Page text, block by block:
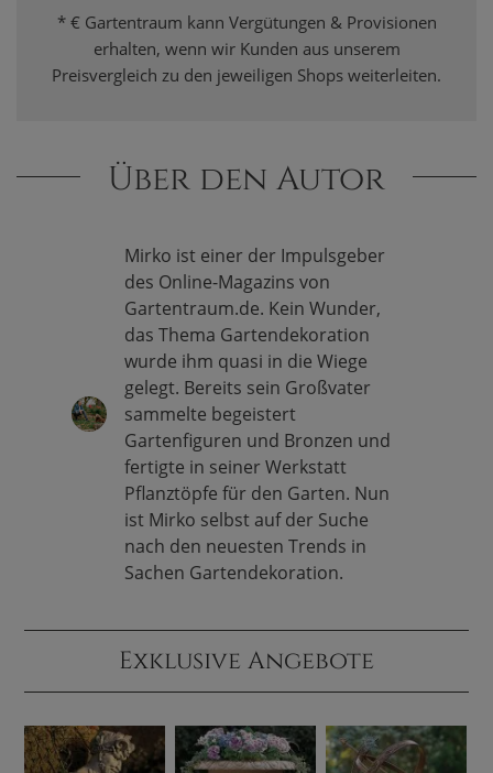
* € Gartentraum kann Vergütungen & Provisionen
erhalten, wenn wir Kunden aus unserem
Preisvergleich zu den jeweiligen Shops weiterleiten.
Über den Autor
Mirko ist einer der Impulsgeber
des Online-Magazins von
Gartentraum.de. Kein Wunder,
das Thema Gartendekoration
wurde ihm quasi in die Wiege
gelegt. Bereits sein Großvater
sammelte begeistert
Gartenfiguren und Bronzen und
fertigte in seiner Werkstatt
Pflanztöpfe für den Garten. Nun
ist Mirko selbst auf der Suche
nach den neuesten Trends in
Sachen Gartendekoration.
Exklusive Angebote